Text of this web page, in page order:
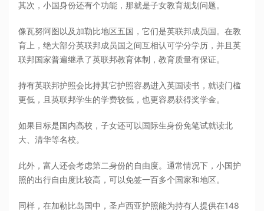
其次，小国身份还有个功能，那就是子女教育规划问题。
像瓦努阿图以及加勒比地区五国，它们是英联邦成员国。在教
育上，绝大部分英联邦成员国之间互相认可学分学历，并且英
联邦国家普遍继承了英联邦教育体制，教育质量有保证。
持有英联邦护照会比持其它护照容易进入英国读书，就读门槛
更低，且英联邦学生的学费较低，也更容易获得奖学金。
如果目标是国内高校，子女还可以国际生身份免笔试就读北
大、清华等名校。
此外，富人还会考虑第二身份的自由度。通常情况下，小国护
照的出行自由度比较高，可以免签一百多个国家和地区。
同样，在加勒比岛国中，圣卢西亚护照能为持有人提供在148